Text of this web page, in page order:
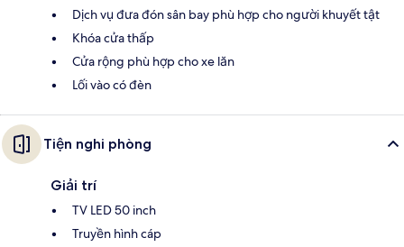
Dịch vụ đưa đón sân bay phù hợp cho người khuyết tật
Khóa cửa thấp
Cửa rộng phù hợp cho xe lăn
Lối vào có đèn
Tiện nghi phòng
Giải trí
TV LED 50 inch
Truyền hình cáp